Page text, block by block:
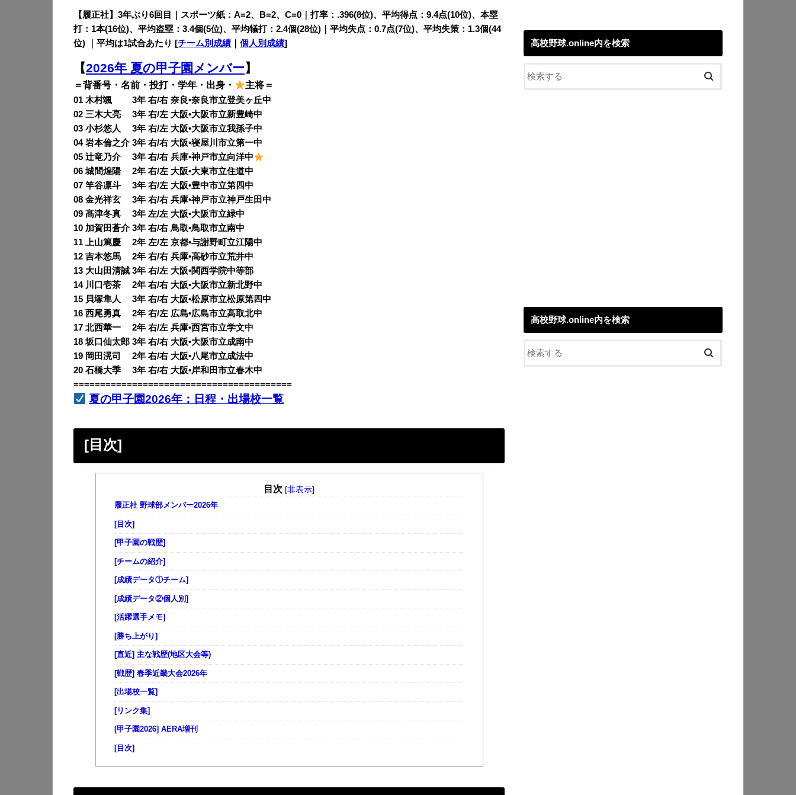
【履正社】 3年ぶり6回目｜スポーツ紙：A=2、B=2、C=0｜打率：.396(8位)、平均得点：9.4点(10位)、本塁
打：1本(16位)、平均盗塁：3.4個(5位)、平均犠打：2.4個(28位)｜平均失点：0.7点(7位)、平均失策：1.3個(44
位) ｜平均は1試合あたり [チーム別成績 個人別成績]
【2026年 夏の甲子園メンバー】
＝背番号・名前・投打・学年・出身・ 主将＝
01 木村颯 3年 右/右 奈良•奈良市立登美ヶ丘中
02 三木大亮 3年 右/左 大阪•大阪市立新豊崎中
03 小杉悠人 3年 右/左 大阪•大阪市立我孫子中
04 岩本倫之介 3年 右/右 大阪•寝屋川市立第一中
05 辻竜乃介 3年 右/右 兵庫•神戸市立向洋中
06 城間煌陽 2年 右/左 大阪•大東市立住道中
07 竿谷凛斗 3年 右/左 大阪•豊中市立第四中
08 金光祥玄 3年 右/右 兵庫•神戸市立神戸生田中
09 髙津冬真 3年 左/左 大阪•大阪市立緑中
10 加賀田蒼介 3年 右/右 鳥取•鳥取市立南中
11 上山篤慶 2年 左/左 京都•与謝野町立江陽中
12 吉本悠馬 2年 右/右 兵庫•高砂市立荒井中
13 大山田清誠 3年 右/左 大阪•関西学院中等部
14 川口壱茶 2年 右/右 大阪•大阪市立新北野中
15 貝塚隼人 3年 右/右 大阪•松原市立松原第四中
16 西尾勇真 2年 右/左 広島•広島市立高取北中
17 北西華一 2年 右/左 兵庫•西宮市立学文中
18 坂口仙太郎 3年 右/右 大阪•大阪市立成南中
19 岡田滉司 2年 右/右 大阪•八尾市立成法中
20 石橋大季 3年 右/右 大阪•岸和田市立春木中
=========================================
夏の甲子園2026年：日程・出場校一覧
[目次]
目次 [非表示]
履正社 野球部メンバー2026年
[目次]
[甲子園の戦歴]
[チームの紹介]
[成績データ①チーム]
[成績データ②個人別]
[活躍選手メモ]
[勝ち上がり]
[直近] 主な戦歴(地区大会等)
[戦歴] 春季近畿大会2026年
[出場校一覧]
[リンク集]
[甲子園2026] AERA増刊
[目次]
高校野球.online内を検索
高校野球.online内を検索